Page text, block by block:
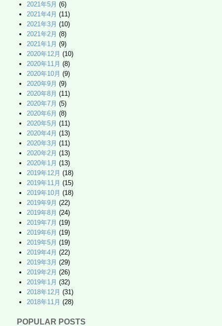
2021年5月 (6)
2021年4月 (11)
2021年3月 (10)
2021年2月 (8)
2021年1月 (9)
2020年12月 (10)
2020年11月 (8)
2020年10月 (9)
2020年9月 (9)
2020年8月 (11)
2020年7月 (5)
2020年6月 (8)
2020年5月 (11)
2020年4月 (13)
2020年3月 (11)
2020年2月 (13)
2020年1月 (13)
2019年12月 (18)
2019年11月 (15)
2019年10月 (18)
2019年9月 (22)
2019年8月 (24)
2019年7月 (19)
2019年6月 (19)
2019年5月 (19)
2019年4月 (22)
2019年3月 (29)
2019年2月 (26)
2019年1月 (32)
2018年12月 (31)
2018年11月 (28)
POPULAR POSTS